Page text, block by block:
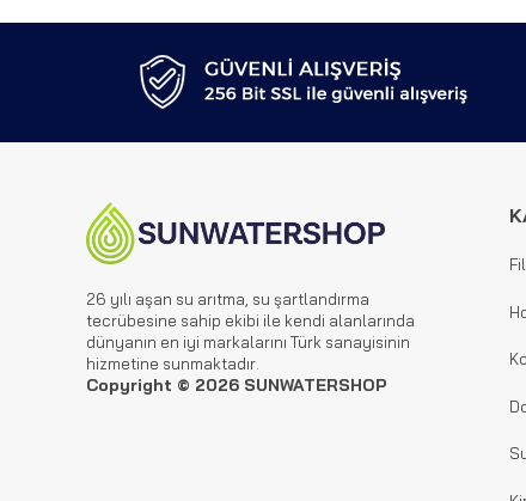
26 yılı aşan su arıtma, su şartlandırma
tecrübesine sahip ekibi ile kendi alanlarında
dünyanın en iyi markalarını Türk sanayisinin
hizmetine sunmaktadır.
Copyright © 2026 SUNWATERSHOP